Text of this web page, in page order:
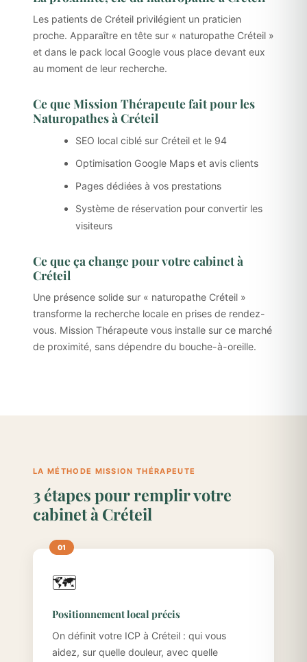
Les patients de Créteil privilégient un praticien
proche. Apparaître en tête sur « naturopathe Créteil »
et dans le pack local Google vous place devant eux
au moment de leur recherche.
Ce que Mission Thérapeute fait pour les
Naturopathes à Créteil
SEO local ciblé sur Créteil et le 94
Optimisation Google Maps et avis clients
Pages dédiées à vos prestations
Système de réservation pour convertir les
visiteurs
Ce que ça change pour votre cabinet à
Créteil
Une présence solide sur « naturopathe Créteil »
transforme la recherche locale en prises de rendez-
vous. Mission Thérapeute vous installe sur ce marché
de proximité, sans dépendre du bouche-à-oreille.
LA MÉTHODE MISSION THÉRAPEUTE
3 étapes pour remplir votre
cabinet à Créteil
🗺️
Positionnement local précis
On définit votre ICP à Créteil : qui vous
aidez, sur quelle douleur, avec quelle